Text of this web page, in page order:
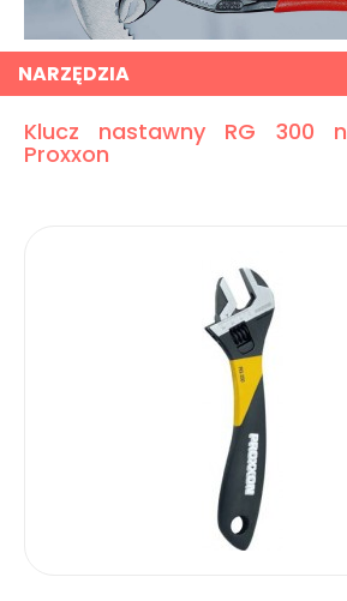
NARZĘDZIA
Klucz nastawny RG 300
Proxxon